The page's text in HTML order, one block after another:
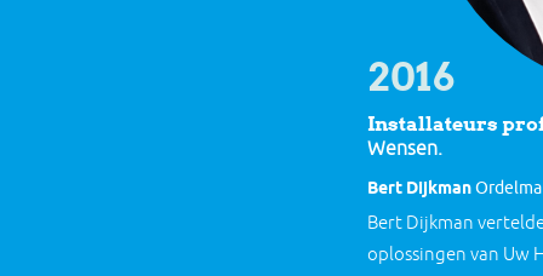
2016
Installateurs
Wensen.
Bert Dijkman
Bert Dijkman
oplossingen van Uw